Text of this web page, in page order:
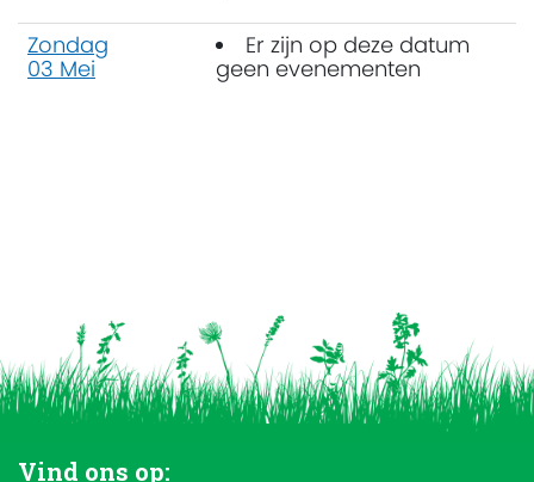
Zondag
03 Mei
Er zijn op deze datum
geen evenementen
Vind ons op: